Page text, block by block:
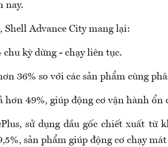
nay.
Shell Advance City mang lại:
kỳ dừng - chạy liên tục.
36% so với các sản phẩm cùng
hơn 49%, giúp động cơ vận hành ổn
sử dụng dầu gốc chiết xuất từ
sản phẩm giúp động cơ chạy